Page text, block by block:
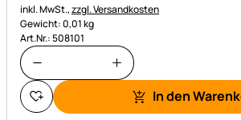
Steuerhinweis:
inkl. MwSt.,zzgl. Versandkosten
Gewicht: 0,01 kg
Art.Nr.: 508101
In den